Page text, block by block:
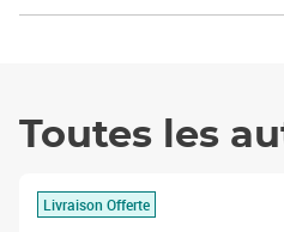
Toutes les
Livraison Offerte